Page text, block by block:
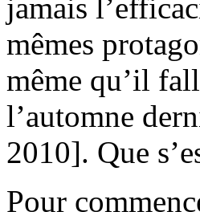
jamais
mêmes
même qu’il
l’automne
2010]. Que
Pour